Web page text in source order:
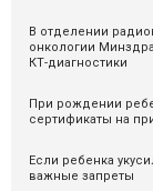
В отделении
онкологии
КТ-диагностики
При рождении
сертификаты на
Если ребенка
важные запреты